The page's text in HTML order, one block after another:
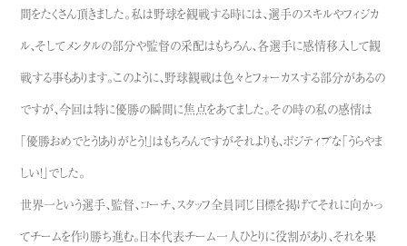
間をたくさん頂きました。私は野球を観戦する時には、選手のスキルやフィジカ
ル、そしてメンタルの部分や監督の采配はもちろん、各選手に感情移入して観
戦する事もあります。このように、野球観戦は色々とフォーカスする部分があるの
ですが、今回は特に優勝の瞬間に焦点をあてました。その時の私の感情は
「優勝おめでとう！ありがとう！」はもちろんですがそれよりも、ポジティブな「うらやま
しい！」でした。
世界一という選手、監督、コーチ、スタッフ全員同じ目標を掲げてそれに向かっ
てチームを作り勝ち進む。日本代表チーム一人ひとりに役割があり、それを果